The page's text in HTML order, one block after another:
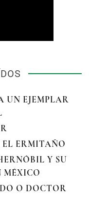
UN EJEMPLAR
ERMITAÑO
Y SU
MÉXICO
O DOCTOR